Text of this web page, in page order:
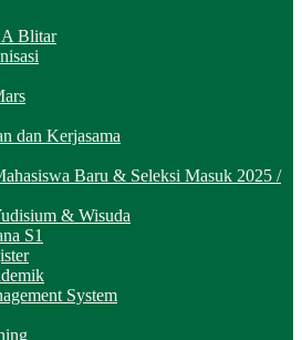
Blitar
dan Kerjasama
Baru & Seleksi Masuk 2025 /
& Wisuda
S1
System